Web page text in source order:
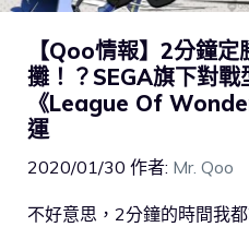
【Qoo情報】2分鐘
攤！？SEGA旗下對戰
《League Of
運
2020/01/30 作者: Mr. Qoo
不好意思，2分鐘的時間我